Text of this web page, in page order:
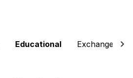
Educational Exchanges